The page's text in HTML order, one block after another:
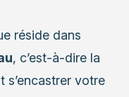
réside dans
, c’est-à-dire la
s’encastrer votre